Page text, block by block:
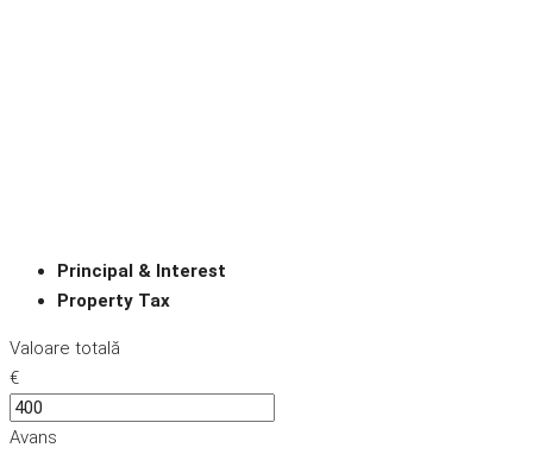
Principal & Interest
Property Tax
Valoare totală
€
Avans